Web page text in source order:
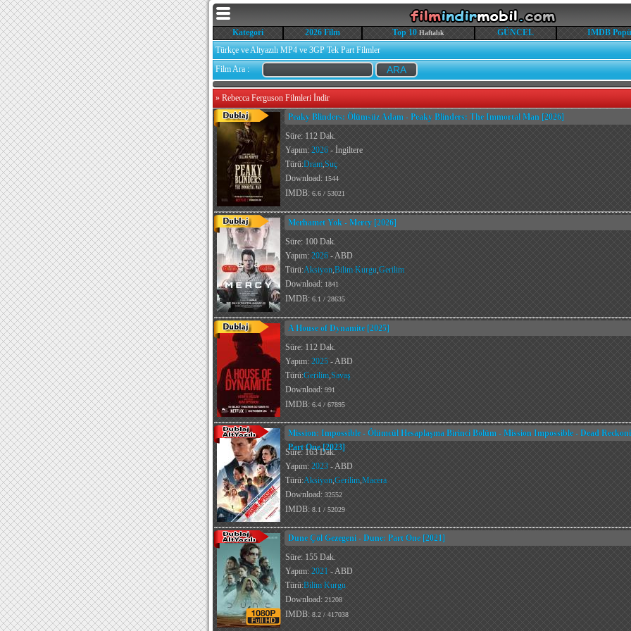
Kategori 2026 Film Top 10 Haftalık GÜNCEL
IMDB
Türkçe ve Altyazılı MP4 ve 3GP Tek Part Filmler
Film Ara :
» Rebecca Ferguson Filmleri İndir
Peaky Blinders: Ölümsüz Adam - Peaky Blinders: The Immortal Man [2026]
Süre: 112 Dak.
Yapım: 2026 - İngiltere
Türü:Dram,Suç
Download: 1544
IMDB: 6.6 / 53021
Merhamet Yok - Mercy [2026]
Süre: 100 Dak.
Yapım: 2026 - ABD
Türü:Aksiyon,Bilim Kurgu,Gerilim
Download: 1841
IMDB: 6.1 / 28635
A House of Dynamite [2025]
Süre: 112 Dak.
Yapım: 2025 - ABD
Türü:Gerilim,Savaş
Download: 991
IMDB: 6.4 / 67895
Mission: Impossible - Ölümcül Hesaplaşma Birinci Bölüm - Mission Impossible - Dead
Part One [2023]
Süre: 163 Dak.
Yapım: 2023 - ABD
Türü:Aksiyon,Gerilim,Macera
Download: 32552
IMDB: 8.1 / 52029
Dune Çöl Gezegeni - Dune: Part One [2021]
Süre: 155 Dak.
Yapım: 2021 - ABD
Türü:Bilim Kurgu
Download: 21208
IMDB: 8.2 / 417038